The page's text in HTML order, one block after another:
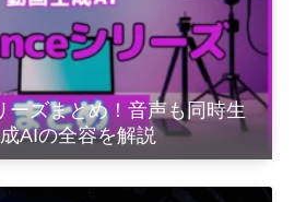
ーズまとめ！音声も同時生
AIの全容を解説